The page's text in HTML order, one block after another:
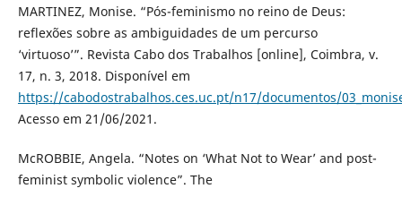
MARTINEZ, Monise. “Pós-feminismo no reino de Deus:
reflexões sobre as ambiguidades de um percurso
‘virtuoso’”. Revista Cabo dos Trabalhos [online], Coimbra, v.
17, n. 3, 2018. Disponível em
https://cabodostrabalhos.ces.uc.pt/n17/documentos/
Acesso em 21/06/2021.
McROBBIE, Angela. “Notes on ‘What Not to Wear’ and post-
feminist symbolic violence”. The